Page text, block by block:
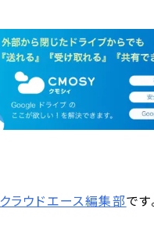
クラウドエース編集部です